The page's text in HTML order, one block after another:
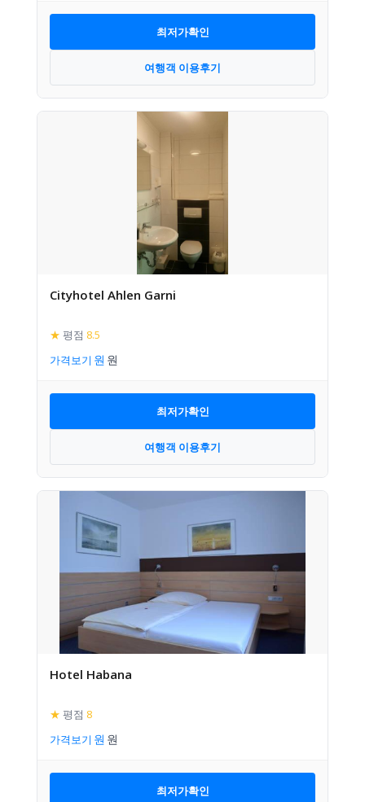
최저가확인
여행객 이용후기
Cityhotel Ahlen Garni
★ 평점 8.5
가격보기
최저가확인
여행객 이용후기
Hotel Habana
★ 평점 8
가격보기
최저가확인